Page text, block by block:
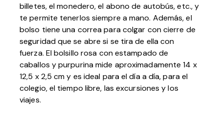
billetes, el monedero, el abono de autobús, etc., y
te permite tenerlos siempre a mano. Además, el
bolso tiene una correa para colgar con cierre de
seguridad que se abre si se tira de ella con
fuerza. El bolsillo rosa con estampado de
caballos y purpurina mide aproximadamente 14 x
12,5 x 2,5 cm y es ideal para el día a día, para el
colegio, el tiempo libre, las excursiones y los
viajes.